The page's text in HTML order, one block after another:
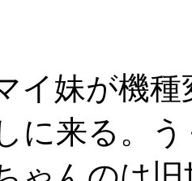
イ妹が機
に来る。う